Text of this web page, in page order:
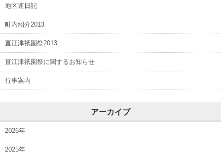
地区連日記
町内紹介2013
直江津祇園祭2013
直江津祇園祭に関するお知らせ
行事案内
アーカイブ
2026年
2025年